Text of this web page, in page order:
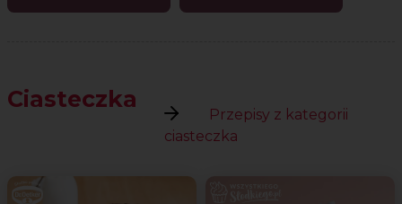
Ciasteczka
Przepisy z kategorii
ciasteczka